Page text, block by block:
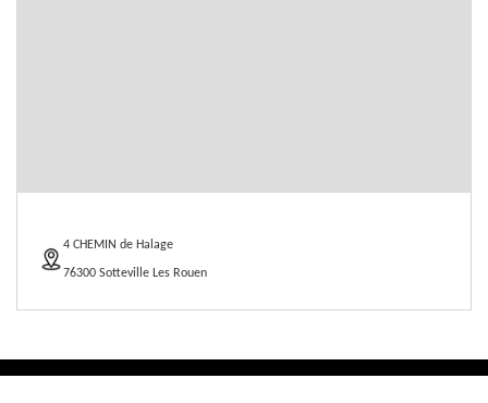
4 CHEMIN de Halage
76300 Sotteville Les Rouen